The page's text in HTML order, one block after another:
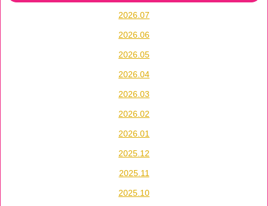
2026.07
2026.06
2026.05
2026.04
2026.03
2026.02
2026.01
2025.12
2025.11
2025.10